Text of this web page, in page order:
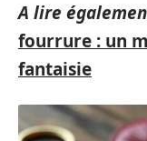
A lire
fourrure : un
fantaisie